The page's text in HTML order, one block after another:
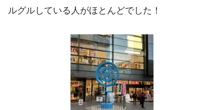
ルグルしている人がほとんどでした！